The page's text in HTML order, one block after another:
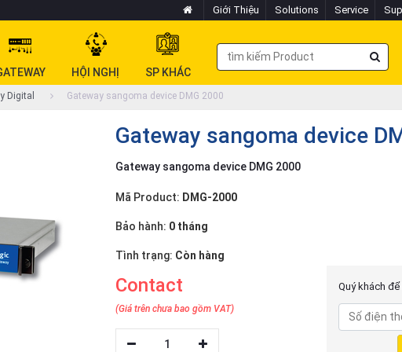
Giới Thiệu Solutions Service
HỘI NGHỊ SP KHÁC
Digital Gateway sangoma device DMG 2000
Gateway sangoma device
Gateway sangoma device DMG 2000
Mã Product: DMG-2000
Bảo hành: 0 tháng
Tình trạng: Còn hàng
Contact
(Giá trên chưa bao gồm VAT)
1
Quý khách